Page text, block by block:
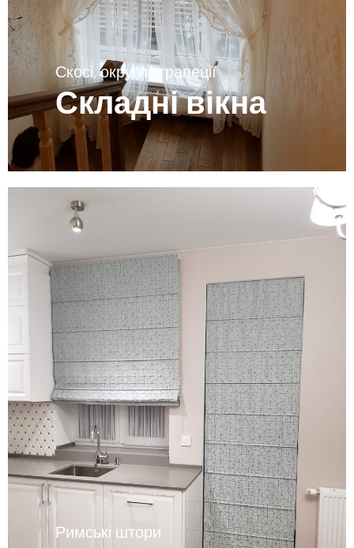
Скосі, округлі, трапеції
Складні вікна
Переглянути
Римські штори